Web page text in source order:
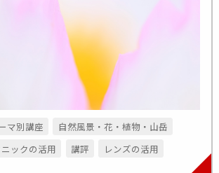
マ別講座
自然風景・花・植物・山岳
ックの活用
講評 レンズの活用